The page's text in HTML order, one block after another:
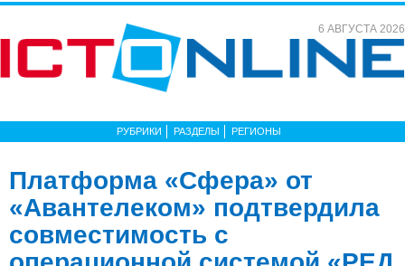
6 АВГУСТА 2026
РУБРИКИ РАЗДЕЛЫ РЕГИОНЫ
Платформа «Сфера» от
«Авантелеком» подтвердила
совместимость с